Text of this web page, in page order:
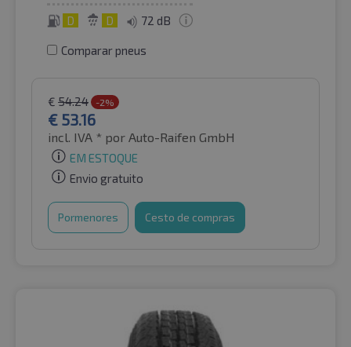
D D 72 dB
Comparar pneus
€ 54.24 -2%
€ 53.16
incl. IVA * por Auto-Raifen GmbH
EM ESTOQUE
Envio gratuito
Pormenores Cesto de compras